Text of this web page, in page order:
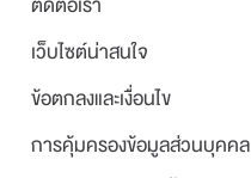
เว็บไซต์น่าสนใจ
ข้อตกลงและเงื่อนไข
การคุ้มครองข้อมูลส่วนบุคคล